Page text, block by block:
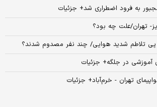
به فرود اضطراری شد+ جزئیات
تهران/علت چه بود؟
پی تلاطم شدید هوایی/ چند نفر مصدوم شدند؟
آموزشی در جلگه+ جزئیات
تهران - خرم‌آباد+ جزئیات